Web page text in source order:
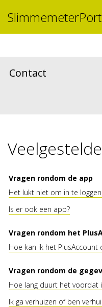
Contact
Vragen rondom de app
Het lukt niet om in te
Is er ook een app?
Vragen rondom het
Hoe kan ik het PlusAccount
Vragen rondom de
Hoe lang duurt het voordat
Ik ga verhuizen of ben